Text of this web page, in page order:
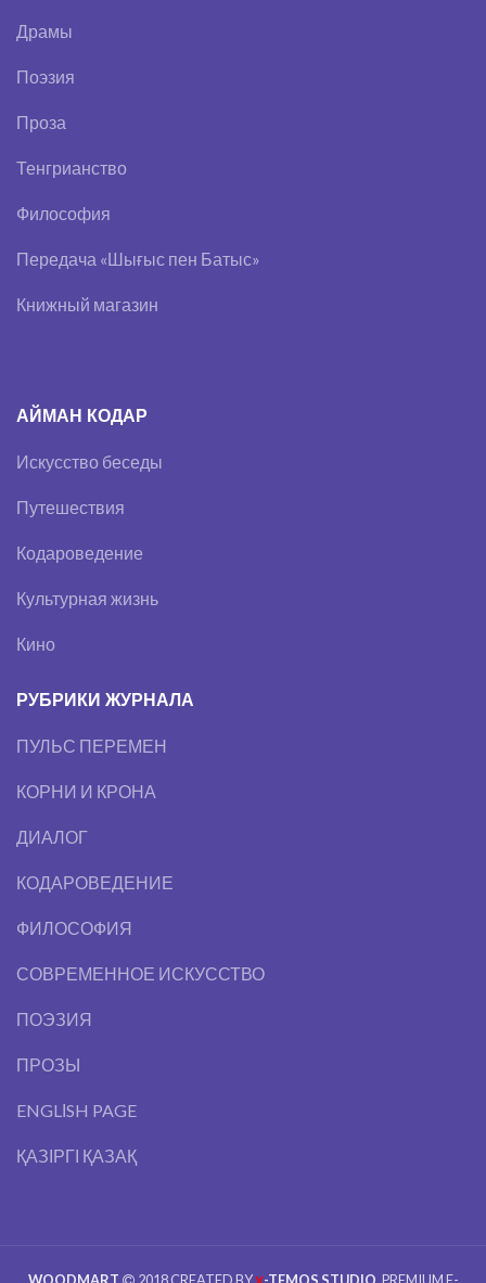
Драмы
Поэзия
Проза
Тенгрианство
Философия
Передача «Шығыс пен Батыс»
Книжный магазин
АЙМАН КОДАР
Искусство беседы
Путешествия
Кодароведение
Культурная жизнь
Кино
РУБРИКИ ЖУРНАЛА
ПУЛЬС ПЕРЕМЕН
КОРНИ И КРОНА
ДИАЛОГ
КОДАРОВЕДЕНИЕ
ФИЛОСОФИЯ
СОВРЕМЕННОЕ ИСКУССТВО
ПОЭЗИЯ
ПРОЗЫ
ENGLІSH PAGE
ҚАЗІРГІ ҚАЗАҚ